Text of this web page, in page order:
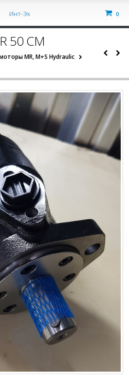
Инт-Эк 0
50 CM
MR, M+S Hydraulic